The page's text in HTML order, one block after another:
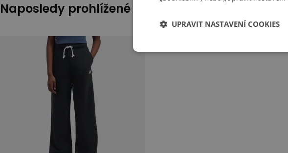
Naposledy prohlížené
UPRAVIT NASTAVENÍ COOKIES